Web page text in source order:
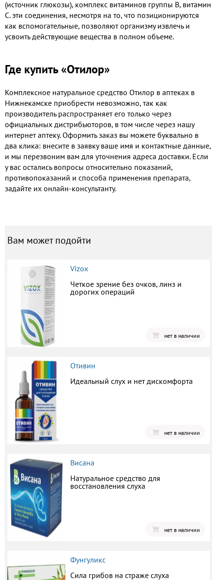
(источник глюкозы), комплекс витаминов группы В, витамин
С. эти соединения, несмотря на то, что позиционируются
как вспомогательные, позволяют организму извлечь и
усвоить действующие вещества в полном объеме.
Где купить «Отилор»
Комплексное натуральное средство Отилор в аптеках в
Нижнекамске приобрести невозможно, так как
производитель распространяет его только через
официальных дистрибьюторов, в том числе через нашу
интернет аптеку. Оформить заказ вы можете буквально в
два клика: внесите в заявку ваше имя и контактные данные,
и мы перезвоним вам для уточнения адреса доставки. Если
у вас остались вопросы относительно показаний,
противопоказаний и способа применения препарата,
задайте их онлайн-консультанту.
Вам может подойти
Vizox
Четкое зрение без очков, линз и
дорогих операций
нет в наличии
Отивин
Идеальный слух и нет дискомфорта
нет в наличии
Висана
Натуральное средство для
восстановления слуха
нет в наличии
Фунгуликс
Сила грибов на страже слуха